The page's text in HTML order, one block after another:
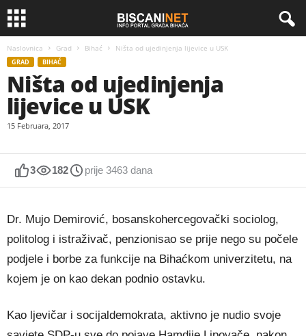
Naslovnica Grad Bihać Ništa od ujedinjenja lijevice u USK
GRAD BIHAĆ
Ništa od ujedinjenja
lijevice u USK
15 Februara, 2017
3 182 prije 3463 dana
Dr. Mujo Demirović, bosanskohercegovački sociolog,
politolog i istraživač, penzionisao se prije nego su počele
podjele i borbe za funkcije na Bihaćkom univerzitetu, na
kojem je on kao dekan podnio ostavku.
Kao ljevičar i socijaldemokrata, aktivno je nudio svoje